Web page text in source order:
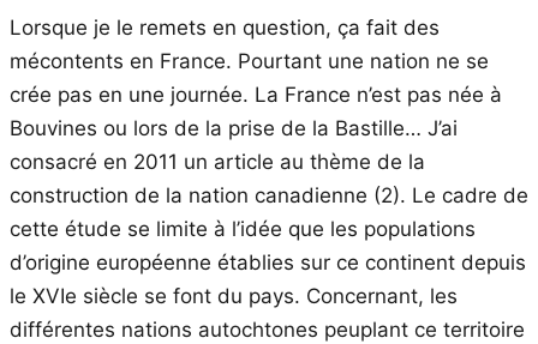
Lorsque je le remets en question, ça fait des
mécontents en France. Pourtant une nation ne se
crée pas en une journée. La France n’est pas née à
Bouvines ou lors de la prise de la Bastille… J’ai
consacré en 2011 un article au thème de la
construction de la nation canadienne (2). Le cadre de
cette étude se limite à l’idée que les populations
d’origine européenne établies sur ce continent depuis
le XVIe siècle se font du pays. Concernant, les
différentes nations autochtones peuplant ce territoire